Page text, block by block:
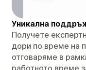
Уникална
Получете
дори по време на
отговаряме в
работното време